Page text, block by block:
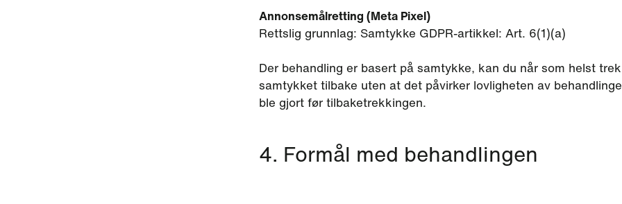
Annonsemålretting (Meta Pixel)
Rettslig grunnlag: Samtykke GDPR-artikkel: Art. 6(1)(a)
Der behandling er basert på samtykke, kan du når som helst
samtykket tilbake uten at det påvirker lovligheten av
ble gjort før tilbaketrekkingen.
4. Formål med behandlingen